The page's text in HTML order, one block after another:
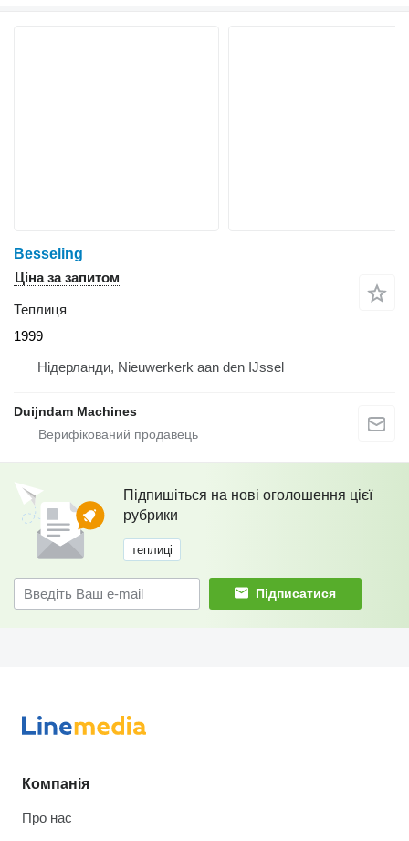
Besseling
Ціна за запитом
Теплиця
1999
Нідерланди, Nieuwerkerk aan den IJssel
Duijndam Machines
Підпишіться на нові оголошення цієї
рубрики
теплиці
Підписатися
Компанія
Про нас